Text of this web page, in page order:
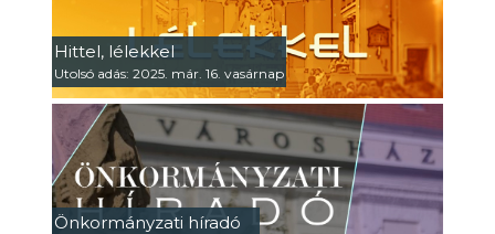
Hittel, lélekkel
Utolsó adás: 2025. már. 16. vasárnap
Önkormányzati híradó